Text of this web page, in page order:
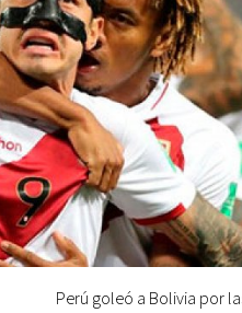
Perú goleó a Bolivia por